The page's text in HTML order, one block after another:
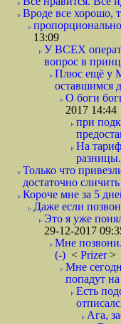
Вроде все хорошо,
13:09
У ВСЕХ
вопрос в
Плюс ещё у
оставшимся
О боги
2017 14:44
при
На
Только что
достаточно
Короче мне за 5
Даже если
Это я уже
29-12-2017
Мне
(-) < Prizer>
Мне
попадут
Есть
Ага,